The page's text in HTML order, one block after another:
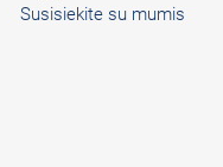
Susisiekite su mumis